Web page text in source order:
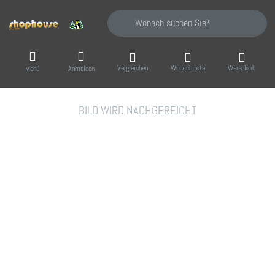
Geben Sie einen Suchbegriff ein. Während
Menü Anmelden Vergleichen Wunschliste Warenkorb